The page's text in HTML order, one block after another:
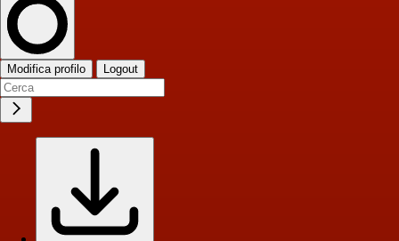
Modifica profilo Logout